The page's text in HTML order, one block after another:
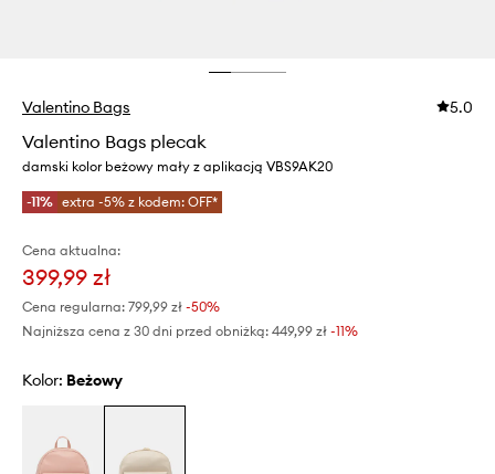
Valentino Bags 5.0
Valentino Bags plecak
damski kolor beżowy mały z aplikacją VBS9AK20
-11% extra -5% z kodem: OFF*
Cena aktualna:
399,99 zł
Cena regularna: 799,99 zł -50%
Najniższa cena z 30 dni przed obniżką: 449,99 zł -11%
Kolor: beżowy